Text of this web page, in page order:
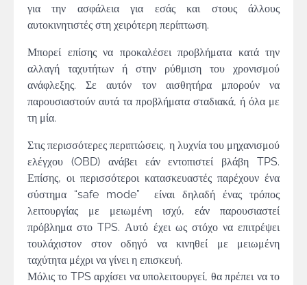
για την ασφάλεια για εσάς και στους άλλους
αυτοκινητιστές στη χειρότερη περίπτωση.
Μπορεί επίσης να προκαλέσει προβλήματα κατά την
αλλαγή ταχυτήτων ή στην ρύθμιση του χρονισμού
ανάφλεξης. Σε αυτόν τον αισθητήρα μπορούν να
παρουσιαστούν αυτά τα προβλήματα σταδιακά, ή όλα με
τη μία.
Στις περισσότερες περιπτώσεις, η λυχνία του μηχανισμού
ελέγχου (OBD) ανάβει εάν εντοπιστεί βλάβη TPS.
Επίσης, οι περισσότεροι κατασκευαστές παρέχουν ένα
σύστημα “safe mode” είναι δηλαδή ένας τρόπος
λειτουργίας με μειωμένη ισχύ, εάν παρουσιαστεί
πρόβλημα στο TPS. Αυτό έχει ως στόχο να επιτρέψει
τουλάχιστον στον οδηγό να κινηθεί με μειωμένη
ταχύτητα μέχρι να γίνει η επισκευή.
Μόλις το TPS αρχίσει να υπολειτουργεί, θα πρέπει να το